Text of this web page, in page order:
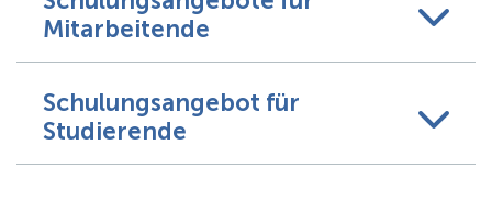
Mitarbeitende
Schulungsangebot für
Studierende